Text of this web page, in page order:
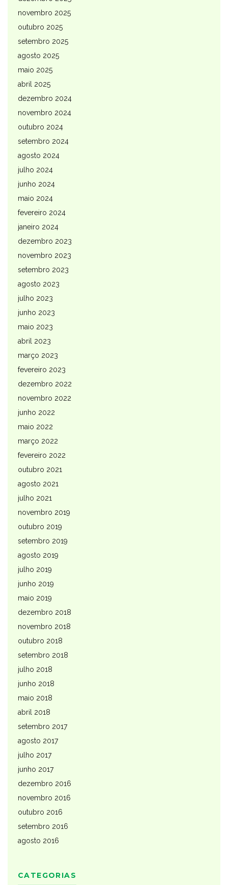
novembro 2025
outubro 2025
setembro 2025
agosto 2025
maio 2025
abril 2025
dezembro 2024
novembro 2024
outubro 2024
setembro 2024
agosto 2024
julho 2024
junho 2024
maio 2024
fevereiro 2024
janeiro 2024
dezembro 2023
novembro 2023
setembro 2023
agosto 2023
julho 2023
junho 2023
maio 2023
abril 2023
março 2023
fevereiro 2023
dezembro 2022
novembro 2022
junho 2022
maio 2022
março 2022
fevereiro 2022
outubro 2021
agosto 2021
julho 2021
novembro 2019
outubro 2019
setembro 2019
agosto 2019
julho 2019
junho 2019
maio 2019
dezembro 2018
novembro 2018
outubro 2018
setembro 2018
julho 2018
junho 2018
maio 2018
abril 2018
setembro 2017
agosto 2017
julho 2017
junho 2017
dezembro 2016
novembro 2016
outubro 2016
setembro 2016
agosto 2016
CATEGORIAS